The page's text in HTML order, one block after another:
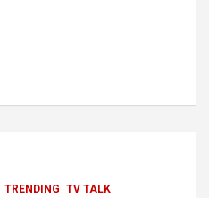
TRENDING TV TALK